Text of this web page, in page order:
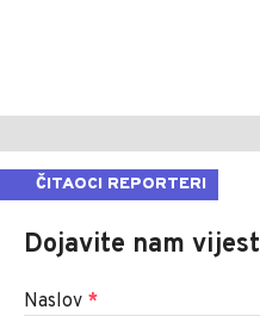
ČITAOCI REPORTERI
Dojavite nam vijest
Naslov *